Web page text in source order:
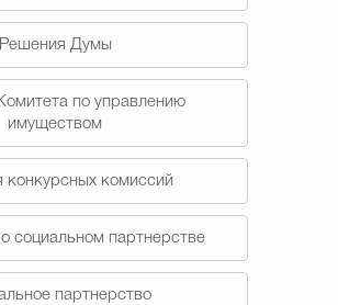
Решения Думы
по управлению
имуществом
конкурсных комиссий
социальном партнерстве
партнерство